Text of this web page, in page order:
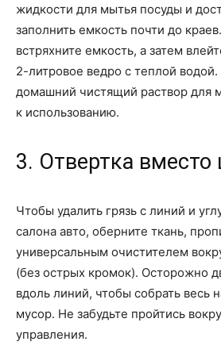
жидкости для мытья посуды и
заполнить емкость почти до
встряхните емкость, а затем
2-литровое ведро с теплой
домашний чистящий раствор для
к использованию.
3. Отвертка вместо
Чтобы удалить грязь с линий и
салона авто, оберните ткань,
универсальным очистителем
(без острых кромок). Осторожно
вдоль линий, чтобы собрать весь
мусор. Не забудьте пройтись
управления.